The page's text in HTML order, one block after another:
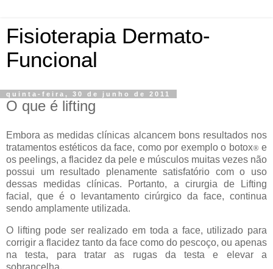
Fisioterapia Dermato-
Funcional
quinta-feira, 30 de junho de 2011
O que é lifting
Embora as medidas clínicas alcancem bons resultados nos
tratamentos estéticos da face, como por exemplo o botox®e
os peelings, a flacidez da pele e músculos muitas vezes não
possui um resultado plenamente satisfatório com o uso
dessas medidas clínicas. Portanto, a cirurgia de Lifting
facial, que é o levantamento cirúrgico da face, continua
sendo amplamente utilizada.
O lifting pode ser realizado em toda a face, utilizado para
corrigir a flacidez tanto da face como do pescoço, ou apenas
na testa, para tratar as rugas da testa e elevar a
sobrancelha.